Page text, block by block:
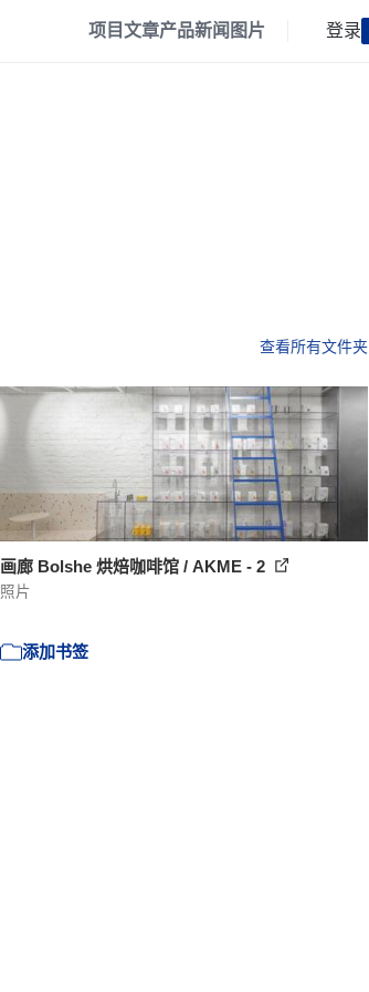
项目文章产品新闻 图片 登录
查看所有文件夹
画廊 Bolshe 烘焙咖啡馆 / AKME - 2
照片
添加书签